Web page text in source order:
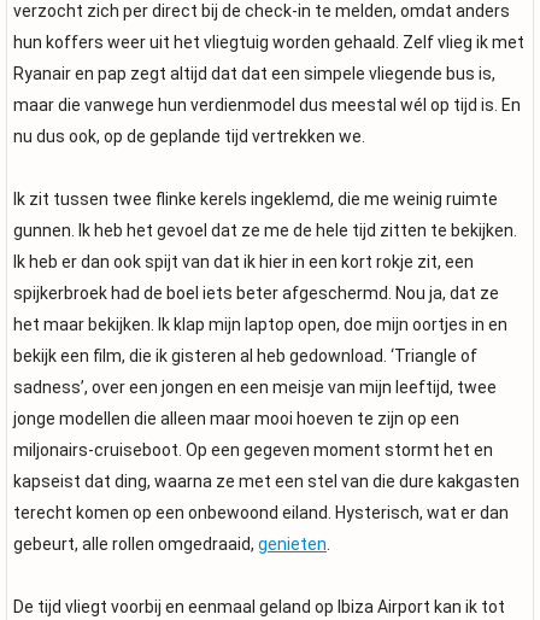
verzocht zich per direct bij de check-in te melden, omdat anders
hun koffers weer uit het vliegtuig worden gehaald. Zelf vlieg ik met
Ryanair en pap zegt altijd dat dat een simpele vliegende bus is,
maar die vanwege hun verdienmodel dus meestal wél op tijd is. En
nu dus ook, op de geplande tijd vertrekken we.
Ik zit tussen twee flinke kerels ingeklemd, die me weinig ruimte
gunnen. Ik heb het gevoel dat ze me de hele tijd zitten te bekijken.
Ik heb er dan ook spijt van dat ik hier in een kort rokje zit, een
spijkerbroek had de boel iets beter afgeschermd. Nou ja, dat ze
het maar bekijken. Ik klap mijn laptop open, doe mijn oortjes in en
bekijk een film, die ik gisteren al heb gedownload. ‘Triangle of
sadness’, over een jongen en een meisje van mijn leeftijd, twee
jonge modellen die alleen maar mooi hoeven te zijn op een
miljonairs-cruiseboot. Op een gegeven moment stormt het en
kapseist dat ding, waarna ze met een stel van die dure kakgasten
terecht komen op een onbewoond eiland. Hysterisch, wat er dan
gebeurt, alle rollen omgedraaid, genieten
De tijd vliegt voorbij en eenmaal geland op Ibiza Airport kan ik tot